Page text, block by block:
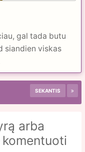
gal tada butu
siandien viskas
SEKANTIS
arba